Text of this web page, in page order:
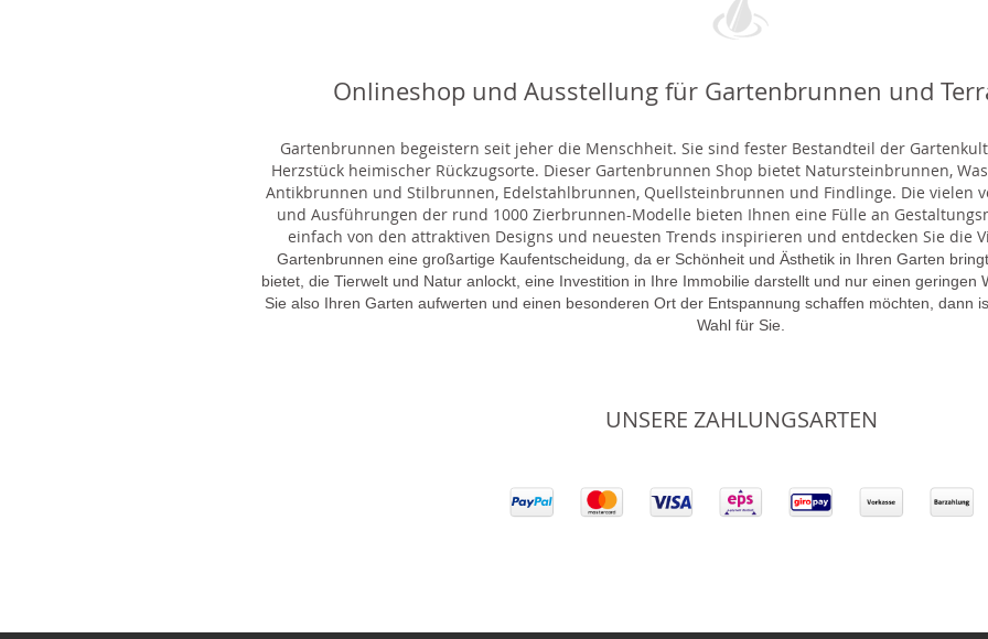
Onlineshop und Ausstellung für Gartenbrunnen und
Gartenbrunnen begeistern seit jeher die Menschheit. Sie sind fester Bestandteil der
Herzstück heimischer Rückzugsorte. Dieser Gartenbrunnen Shop bietet Natursteinbrunnen,
Antikbrunnen und Stilbrunnen, Edelstahlbrunnen, Quellsteinbrunnen und Findlinge. Die vielen
und Ausführungen der rund 1000 Zierbrunnen-Modelle bieten Ihnen eine Fülle an
einfach von den attraktiven Designs und neuesten Trends inspirieren und entdecken Sie die
Gartenbrunnen eine großartige Kaufentscheidung, da er Schönheit und Ästhetik in Ihren Garten
bietet, die Tierwelt und Natur anlockt, eine Investition in Ihre Immobilie darstellt und nur einen geringen
Sie also Ihren Garten aufwerten und einen besonderen Ort der Entspannung schaffen möchten, dann
Wahl für Sie.
UNSERE ZAHLUNGSARTEN